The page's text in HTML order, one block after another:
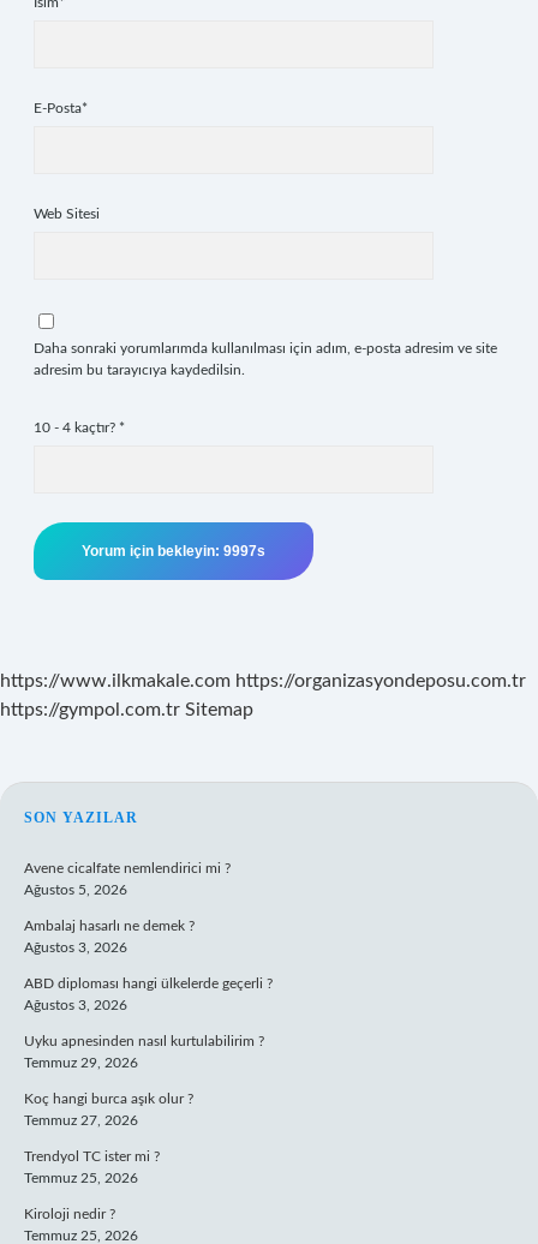
E-Posta*
Web Sitesi
Daha sonraki yorumlarımda kullanılması için adım, e-posta adresim ve site
adresim bu tarayıcıya kaydedilsin.
10 - 4 kaçtır? *
https://www.ilkmakale.com https://organizasyondeposu.com.tr
https://gympol.com.tr Sitemap
SIDEBAR
SON YAZILAR
Avene cicalfate nemlendirici mi ?
Ağustos 5, 2026
Ambalaj hasarlı ne demek ?
Ağustos 3, 2026
ABD diploması hangi ülkelerde geçerli ?
Ağustos 3, 2026
Uyku apnesinden nasıl kurtulabilirim ?
Temmuz 29, 2026
Koç hangi burca aşık olur ?
Temmuz 27, 2026
Trendyol TC ister mi ?
Temmuz 25, 2026
Kiroloji nedir ?
Temmuz 25, 2026